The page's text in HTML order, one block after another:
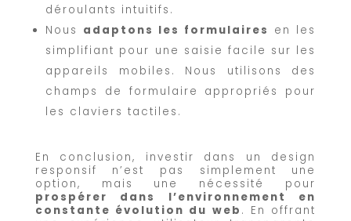
déroulants intuitifs.
Nous adaptons les formulaires en les
simplifiant pour une saisie facile sur les
appareils mobiles. Nous utilisons des
champs de formulaire appropriés pour
les claviers tactiles.
En conclusion, investir dans un design
responsif n’est pas simplement une
option, mais une nécessité pour
prospérer dans l’environnement en
constante évolution du web . En offrant